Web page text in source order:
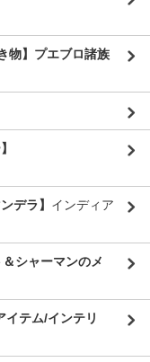
物】プエブロ諸族
デラ】 インディア
シャーマンのメ
イテム/インテリ